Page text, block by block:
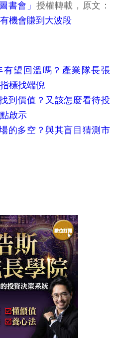
書會」 授權轉載，原文：
機會賺到大波段
望回溫嗎？產業隊長張
標找端倪
到價值？又該怎麼看待投
啟示
的多空？與其盲目猜測市